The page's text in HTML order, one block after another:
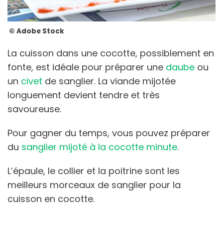
© Adobe Stock
La cuisson dans une cocotte, possiblement en
fonte, est idéale pour préparer une daube ou
un civet de sanglier. La viande mijotée
longuement devient tendre et très
savoureuse.
Pour gagner du temps, vous pouvez préparer
du sanglier mijoté à la cocotte minute.
L’épaule, le collier et la poitrine sont les
meilleurs morceaux de sanglier pour la
cuisson en cocotte.